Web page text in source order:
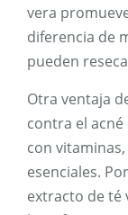
vera
diferencia de
pueden
Otra ventaja
contra el
con
esenciales.
extracto de té